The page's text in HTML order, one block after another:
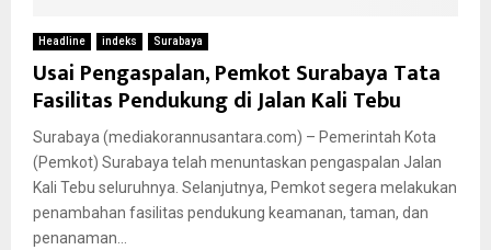
Headline indeks Surabaya
Usai Pengaspalan, Pemkot Surabaya Tata
Fasilitas Pendukung di Jalan Kali Tebu
Surabaya (mediakorannusantara.com) – Pemerintah Kota
(Pemkot) Surabaya telah menuntaskan pengaspalan Jalan
Kali Tebu seluruhnya. Selanjutnya, Pemkot segera melakukan
penambahan fasilitas pendukung keamanan, taman, dan
penanaman...